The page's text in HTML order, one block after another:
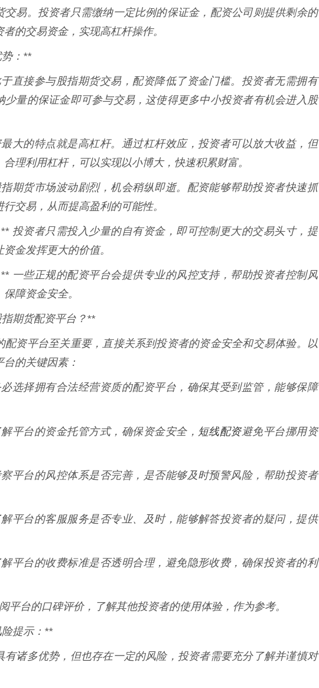
交易。投资者只需缴纳一定比例的保证金，配资公司则提供剩余的
的交易资金，实现高杠杆操作。
：**
直接参与股指期货交易，配资降低了资金门槛。投资者无需拥有
少量的保证金即可参与交易，这使得更多中小投资者有机会进入股
大的特点就是高杠杆。通过杠杆效应，投资者可以放大收益，但
理利用杠杆，可以实现以小博大，快速积累财富。
期货市场波动剧烈，机会稍纵即逝。配资能够帮助投资者快速抓
交易，从而提高盈利的可能性。
投资者只需投入少量的自有资金，即可控制更大的交易头寸，提
金发挥更大的价值。
一些正规的配资平台会提供专业的风控支持，帮助投资者控制风
障资金安全。
期货配资平台？**
配资平台至关重要，直接关系到投资者的资金安全和交易体验。以
的关键因素：
选择拥有合法经营资质的配资平台，确保其受到监管，能够保障
平台的资金托管方式，确保资金安全， 短线配资避免平台挪用资
平台的风控体系是否完善，是否能够及时预警风险，帮助投资者
平台的客服服务是否专业、及时，能够解答投资者的疑问，提供
平台的收费标准是否透明合理，避免隐形收费，确保投资者的利
平台的口碑评价，了解其他投资者的使用体验，作为参考。
提示：**
有诸多优势，但也存在一定的风险，投资者需要充分了解并谨慎对